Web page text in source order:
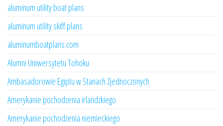
aluminum utility boat plans
aluminum utility skiff plans
aluminumboatplans.com
Alumni Uniwersytetu Tohoku
Ambasadorowie Egiptu w Stanach Zjednoczonych
Amerykanie pochodzenia irlandzkiego
Amerykanie pochodzenia niemieckiego